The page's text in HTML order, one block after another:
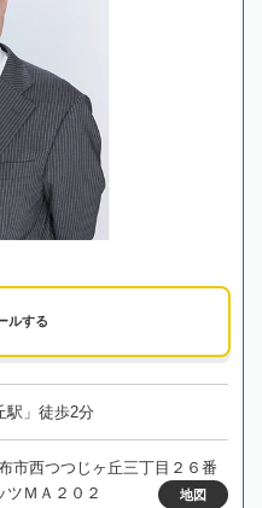
ルする
駅」徒歩2分
市西つつじヶ丘三丁目２６番
ＭＡ２０２
地図